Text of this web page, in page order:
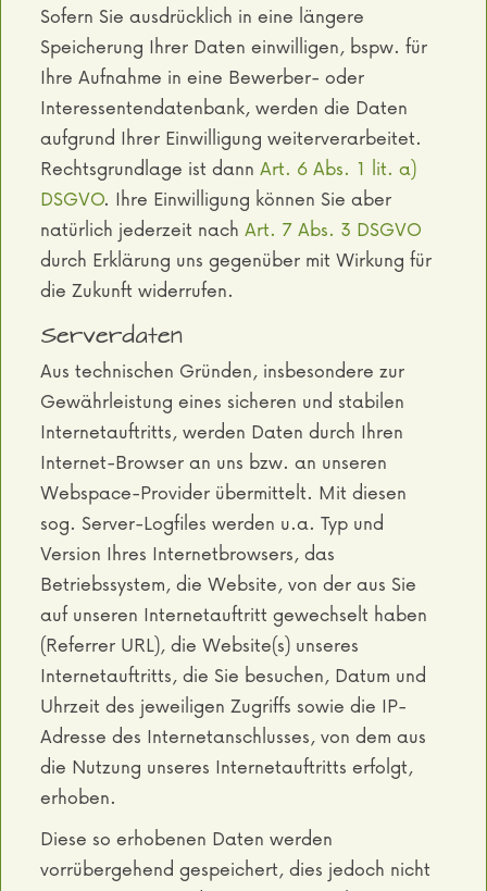
Sofern Sie ausdrücklich in eine längere
Speicherung Ihrer Daten einwilligen, bspw. für
Ihre Aufnahme in eine Bewerber- oder
Interessentendatenbank, werden die Daten
aufgrund Ihrer Einwilligung weiterverarbeitet.
Rechtsgrundlage ist dann Art. 6 Abs. 1 lit. a)
DSGVO. Ihre Einwilligung können Sie aber
natürlich jederzeit nach Art. 7 Abs. 3 DSGVO
durch Erklärung uns gegenüber mit Wirkung für
die Zukunft widerrufen.
Serverdaten
Aus technischen Gründen, insbesondere zur
Gewährleistung eines sicheren und stabilen
Internetauftritts, werden Daten durch Ihren
Internet-Browser an uns bzw. an unseren
Webspace-Provider übermittelt. Mit diesen
sog. Server-Logfiles werden u.a. Typ und
Version Ihres Internetbrowsers, das
Betriebssystem, die Website, von der aus Sie
auf unseren Internetauftritt gewechselt haben
(Referrer URL), die Website(s) unseres
Internetauftritts, die Sie besuchen, Datum und
Uhrzeit des jeweiligen Zugriffs sowie die IP-
Adresse des Internetanschlusses, von dem aus
die Nutzung unseres Internetauftritts erfolgt,
erhoben.
Diese so erhobenen Daten werden
vorrübergehend gespeichert, dies jedoch nicht